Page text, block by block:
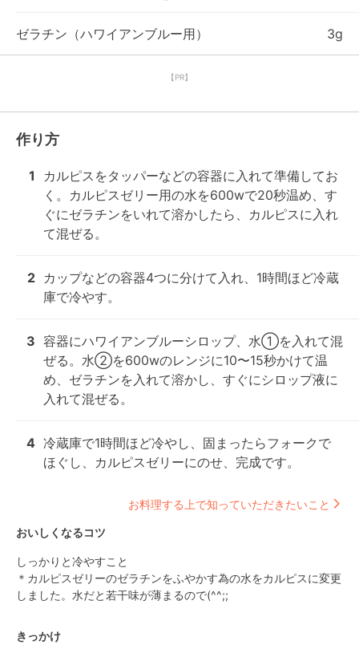
ゼラチン（ハワイアンブルー用） 3g
【PR】
作り方
1
カルピスをタッパーなどの容器に入れて準備してお
く。カルピスゼリー用の水を600wで20秒温め、す
ぐにゼラチンをいれて溶かしたら、カルピスに入れ
て混ぜる。
2 カップなどの容器4つに分けて入れ、1時間ほど冷蔵
庫で冷やす。
3 容器にハワイアンブルーシロップ、水①を入れて混
ぜる。水②を600wのレンジに10〜15秒かけて温
め、ゼラチンを入れて溶かし、すぐにシロップ液に
入れて混ぜる。
4 冷蔵庫で1時間ほど冷やし、固まったらフォークで
ほぐし、カルピスゼリーにのせ、完成です。
お料理する上で知っていただきたいこと
おいしくなるコツ
しっかりと冷やすこと
＊カルピスゼリーのゼラチンをふやかす為の水をカルピスに変更
しました。水だと若干味が薄まるので(^^;;
きっかけ